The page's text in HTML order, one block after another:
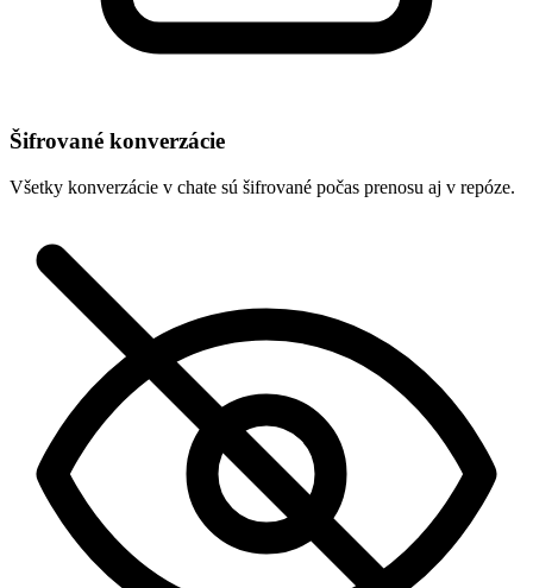
Šifrované konverzácie
Všetky konverzácie v chate sú šifrované počas prenosu aj v repóze.